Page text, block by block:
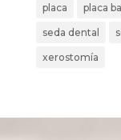
placa placa
seda dental
xerostomía